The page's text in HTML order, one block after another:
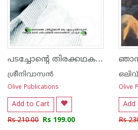
പടച്ചോന്‍റെ തിരക്കഥകള്‍
ശ്രീനിവാസന്‍
Olive Publications
Add to Cart
Rs 210.00 Rs 199.00
Olive
Add
Rs